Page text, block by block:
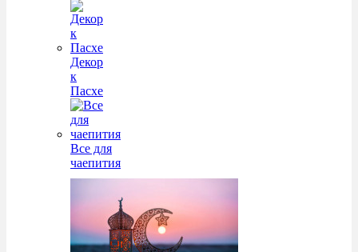
Декор
к
Пасхе
Все для
чаепития